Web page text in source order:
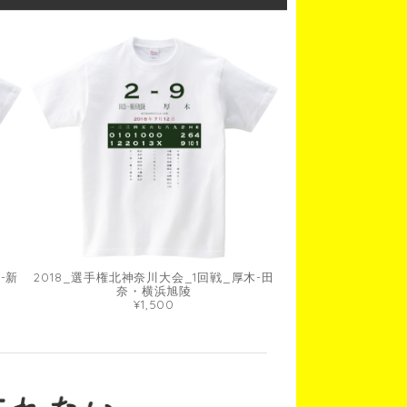
新
2018_選手権北神奈川大会_1回戦_厚木-田
奈・横浜旭陵
¥1,500